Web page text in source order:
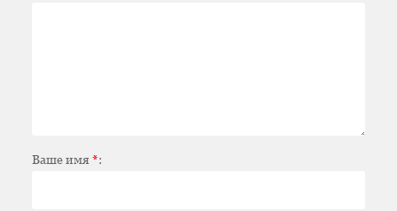
Ваше имя*: